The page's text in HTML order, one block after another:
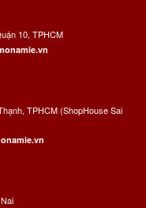
10, TPHCM
TPHCM (ShopHouse Sai